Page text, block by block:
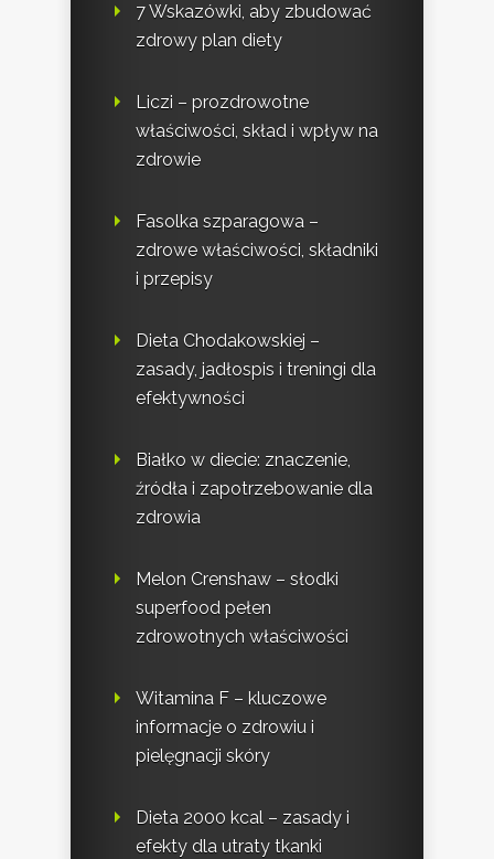
7 Wskazówki, aby zbudować
zdrowy plan diety
Liczi – prozdrowotne
właściwości, skład i wpływ na
zdrowie
Fasolka szparagowa –
zdrowe właściwości, składniki
i przepisy
Dieta Chodakowskiej –
zasady, jadłospis i treningi dla
efektywności
Białko w diecie: znaczenie,
źródła i zapotrzebowanie dla
zdrowia
Melon Crenshaw – słodki
superfood pełen
zdrowotnych właściwości
Witamina F – kluczowe
informacje o zdrowiu i
pielęgnacji skóry
Dieta 2000 kcal – zasady i
efekty dla utraty tkanki